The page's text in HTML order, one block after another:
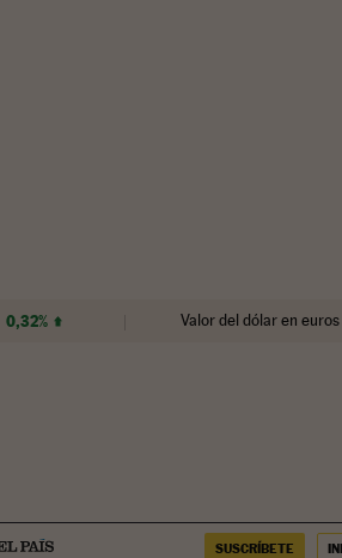
0,32% Valor del dólar en euros
SUSCRÍBETE